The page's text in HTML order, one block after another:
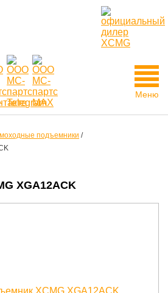
Меню
подъемники /
XGA12ACK